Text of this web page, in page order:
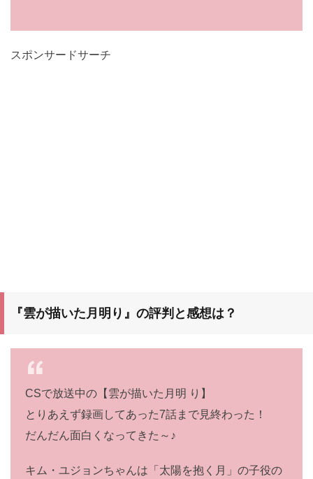
スポンサードサーチ
『雲が描いた月明り』 の評判と感想は？
CSで放送中の【雲が描いた月明 り】
とりあえず録画してあった7話まで見終わった！
だんだん面白くなってきた～♪
キム・ユジョンちゃんは「太陽を抱く月」の子役の